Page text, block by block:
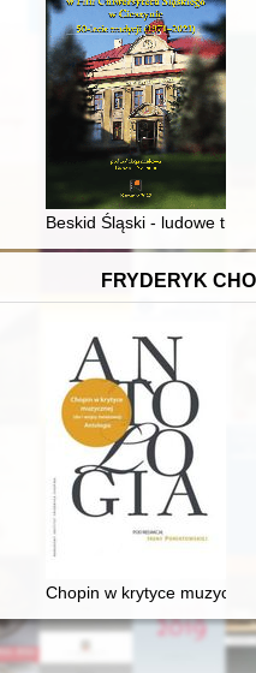
żydowskiego pochodzenia
wież wodnych w Polsce
Beskid Śląski - ludowe
FRYDERYK
wizerunków Fryderyka
Chopin w krytyce